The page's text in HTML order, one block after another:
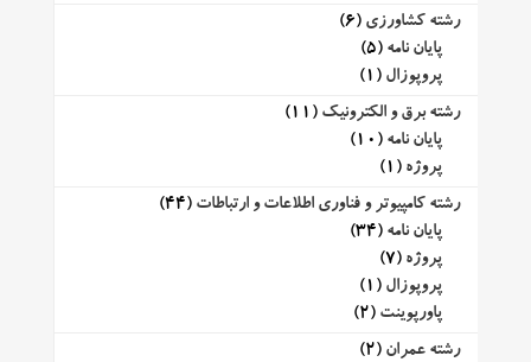
رشته کشاورزی (6)
پایان نامه (5)
پروپوزال (1)
رشته برق و الکترونیک (11)
پایان نامه (10)
پروژه (1)
رشته کامپیوتر و فناوری اطلاعات و ارتباطات (44)
پایان نامه (34)
پروژه (7)
پروپوزال (1)
پاورپوینت (2)
رشته عمران (2)